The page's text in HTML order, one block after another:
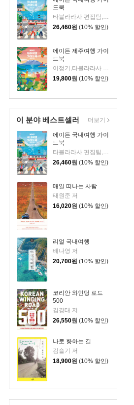
드북
타블라라사 편집팀,이정기 공저
26,460원 (10% 할인)
에이든 제주여행 가이
드북
이정기,타블라라사 편집팀 공저
19,800원 (10% 할인)
이 분야 베스트셀러
에이든 국내여행 가이
드북
26,460원 (10% 할인)
매일 떠나는 사람
태원준 저
16,020원 (10% 할인)
리얼 국내여행
배나영 저
20,700원 (10% 할인)
코리안 와인딩 로드
500
김경태 저
26,550원 (10% 할인)
나로 향하는 길
김슬기 저
18,900원 (10% 할인)
더보기